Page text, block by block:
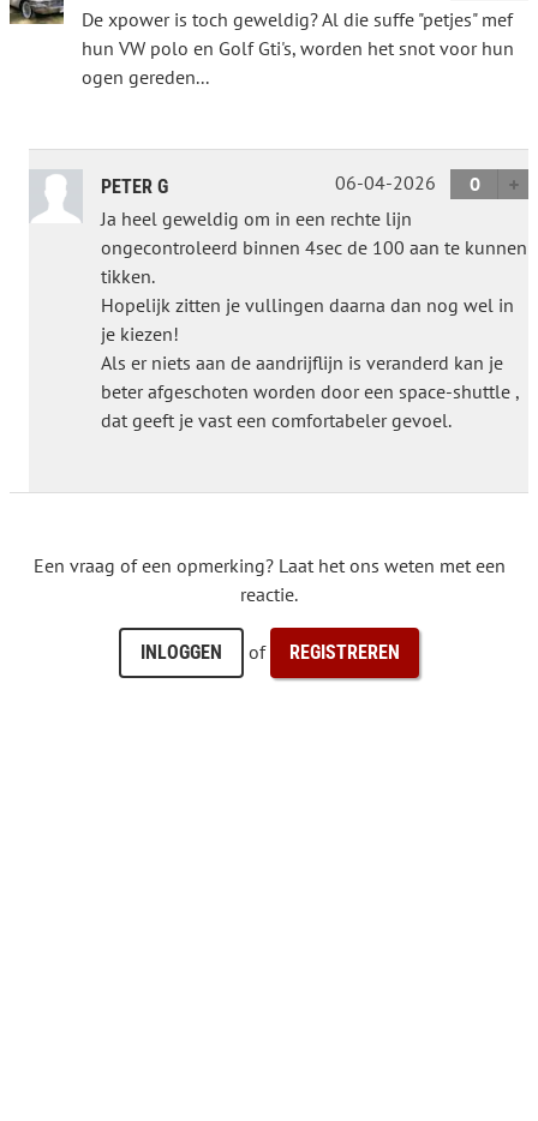
De xpower is toch geweldig? Al die suffe "petjes" mef
hun VW polo en Golf Gti's, worden het snot voor hun
ogen gereden...
PETER G 06-04-2026
0
Ja heel geweldig om in een rechte lijn
ongecontroleerd binnen 4sec de 100 aan te kunnen
tikken.
Hopelijk zitten je vullingen daarna dan nog wel in
je kiezen!
Als er niets aan de aandrijflijn is veranderd kan je
beter afgeschoten worden door een space-shuttle ,
dat geeft je vast een comfortabeler gevoel.
Een vraag of een opmerking? Laat het ons weten met een
reactie.
INLOGGEN of REGISTREREN